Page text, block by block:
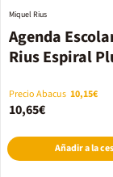
Agenda
Rius Espiral
2026-2027
Miquel Rius
Precio Abacus 10,15€
10,65€
Añadir a la